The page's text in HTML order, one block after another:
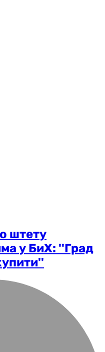
штету
у БиХ: ''Град